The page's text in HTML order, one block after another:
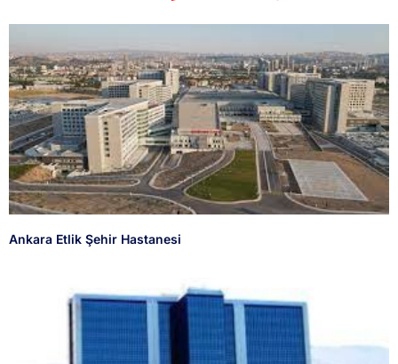
Ankara Etlik Şehir Hastanesi